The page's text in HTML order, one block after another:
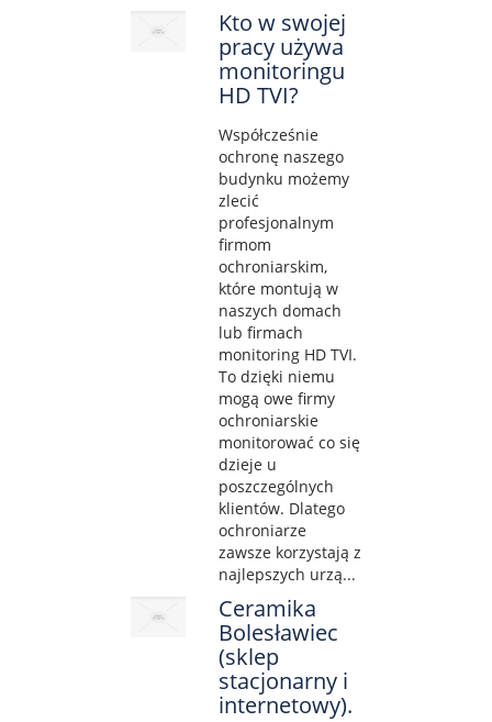
Kto w swojej
pracy używa
monitoringu
HD TVI?
Współcześnie
ochronę naszego
budynku możemy
zlecić
profesjonalnym
firmom
ochroniarskim,
które montują w
naszych domach
lub firmach
monitoring HD TVI.
To dzięki niemu
mogą owe firmy
ochroniarskie
monitorować co się
dzieje u
poszczególnych
klientów. Dlatego
ochroniarze
zawsze korzystają z
najlepszych urzą...
Ceramika
Bolesławiec
(sklep
stacjonarny i
internetowy).